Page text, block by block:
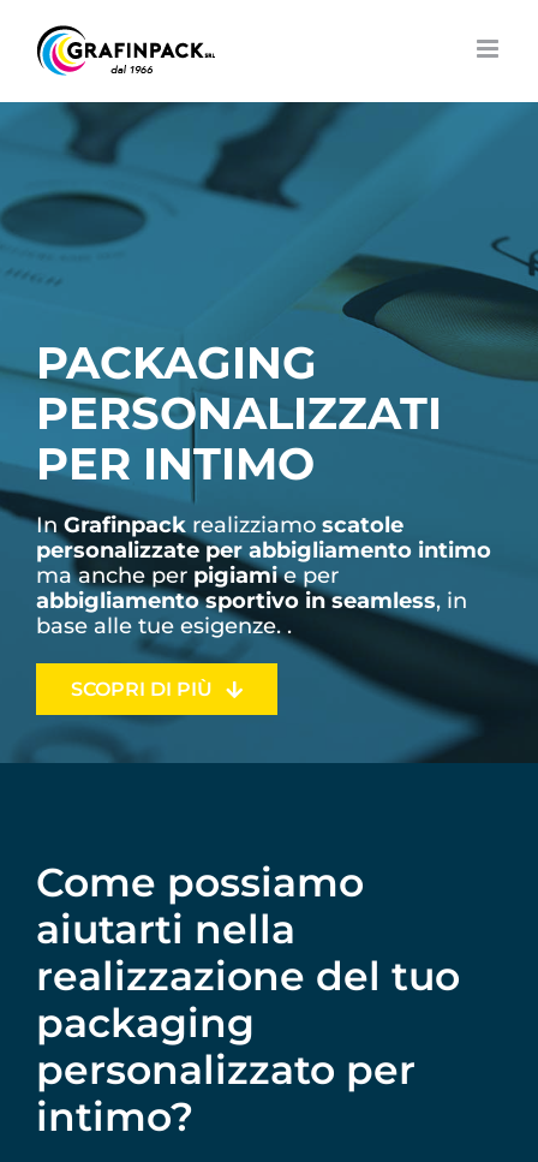
contenuto
PACKAGING
PERSONALIZZATI
PER INTIMO
In Grafinpackrealizziamo scatole
personalizzate per abbigliamento intimo
ma anche per pigiamie per
abbigliamento sportivo in seamless, in
base alle tue esigenze. .
SCOPRI DI PIÙ
Come possiamo
aiutarti nella
realizzazione del tuo
packaging
personalizzato per
intimo?